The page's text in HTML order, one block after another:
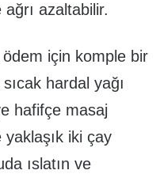
azaltabilir.
ödem için komple bir
hardal yağı
hafifçe masaj
iki çay
ıslatın ve